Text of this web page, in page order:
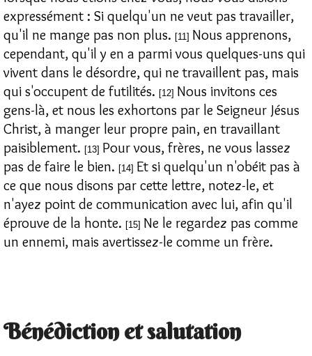
expressément : Si quelqu'un ne veut pas travailler,
qu'il ne mange pas non plus. [11] Nous apprenons,
cependant, qu'il y en a parmi vous quelques-uns qui
vivent dans le désordre, qui ne travaillent pas, mais
qui s'occupent de futilités. [12] Nous invitons ces
gens-là, et nous les exhortons par le Seigneur Jésus
Christ, à manger leur propre pain, en travaillant
paisiblement. [13] Pour vous, frères, ne vous lassez
pas de faire le bien. [14] Et si quelqu'un n'obéit pas à
ce que nous disons par cette lettre, notez-le, et
n'ayez point de communication avec lui, afin qu'il
éprouve de la honte. [15] Ne le regardez pas comme
un ennemi, mais avertissez-le comme un frère.
Bénédiction et salutation